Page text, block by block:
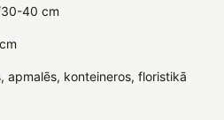
40 cm
apmalēs, konteineros, floristikā